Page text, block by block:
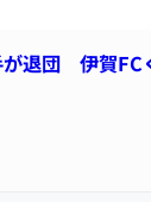
が退団 伊賀FC